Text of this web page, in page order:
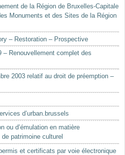
de la Région de Bruxelles-Capitale
Monuments et des Sites de la Région
– Restoration – Prospective
– Renouvellement complet des
2003 relatif au droit de préemption –
d’urban.brussels
ou d’émulation en matière
patrimoine culturel
et certificats par voie électronique